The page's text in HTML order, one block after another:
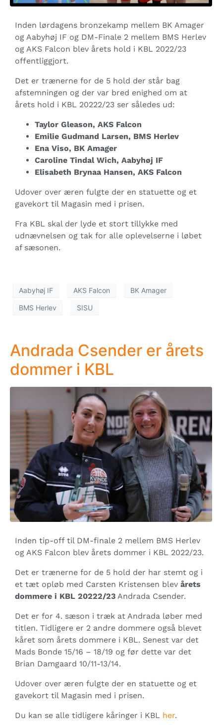
Inden lørdagens bronzekamp mellem BK Amager
og Aabyhøj IF og DM-Finale 2 mellem BMS Herlev
og AKS Falcon blev årets hold i KBL 2022/23
offentliggjort.
Det er trænerne for de 5 hold der står bag
afstemningen og der var bred enighed om at
årets hold i KBL 20222/23 ser således ud:
Taylor Gleason, AKS Falcon
Emilie Gudmand Larsen, BMS Herlev
Ena Viso, BK Amager
Caroline Tindal Wich, Aabyhøj IF
Elisabeth Brynaa Hansen, AKS Falcon
Udover over æren fulgte der en statuette og et
gavekort til Magasin med i prisen.
Fra KBL skal der lyde et stort tillykke med
udnævnelsen og tak for alle oplevelserne i løbet
af sæsonen.
Aabyhøj IF AKS Falcon BK Amager
BMS Herlev SISU
Andrada Csender er årets
dommer i KBL
Inden tip-off til DM-finale 2 mellem BMS Herlev
og AKS Falcon blev årets dommer i KBL 2022/23.
Det er trænerne for de 5 hold der har stemt og i
et tæt opløb med Carsten Kristensen blev årets
dommere i KBL 20222/23 Andrada Csender.
Det er for 4. sæson i træk at Andrada løber med
titlen. Tidligere er 2 andre dommere også blevet
kåret som årets dommere i KBL. Senest var det
Mads Bonde 15/16 – 18/19 og før dette var det
Brian Damgaard 10/11-13/14.
Udover over æren fulgte der en statuette og et
gavekort til Magasin med i prisen.
Du kan se alle tidligere kåringer i KBL her.